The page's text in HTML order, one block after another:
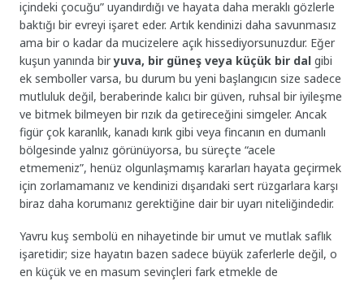
içindeki çocuğu” uyandırdığı ve hayata daha meraklı gözlerle
baktığı bir evreyi işaret eder. Artık kendinizi daha savunmasız
ama bir o kadar da mucizelere açık hissediyorsunuzdur. Eğer
kuşun yanında biryuva, bir güneş veya küçük bir dal gibi
ek semboller varsa, bu durum bu yeni başlangıcın size sadece
mutluluk değil, beraberinde kalıcı bir güven, ruhsal bir iyileşme
ve bitmek bilmeyen bir rızık da getireceğini simgeler. Ancak
figür çok karanlık, kanadı kırık gibi veya fincanın en dumanlı
bölgesinde yalnız görünüyorsa, bu süreçte “acele
etmemeniz”, henüz olgunlaşmamış kararları hayata geçirmek
için zorlamamanız ve kendinizi dışarıdaki sert rüzgarlara karşı
biraz daha korumanız gerektiğine dair bir uyarı niteliğindedir.
Yavru kuş sembolü en nihayetinde bir umut ve mutlak saflık
işaretidir; size hayatın bazen sadece büyük zaferlerle değil, o
en küçük ve en masum sevinçleri fark etmekle de